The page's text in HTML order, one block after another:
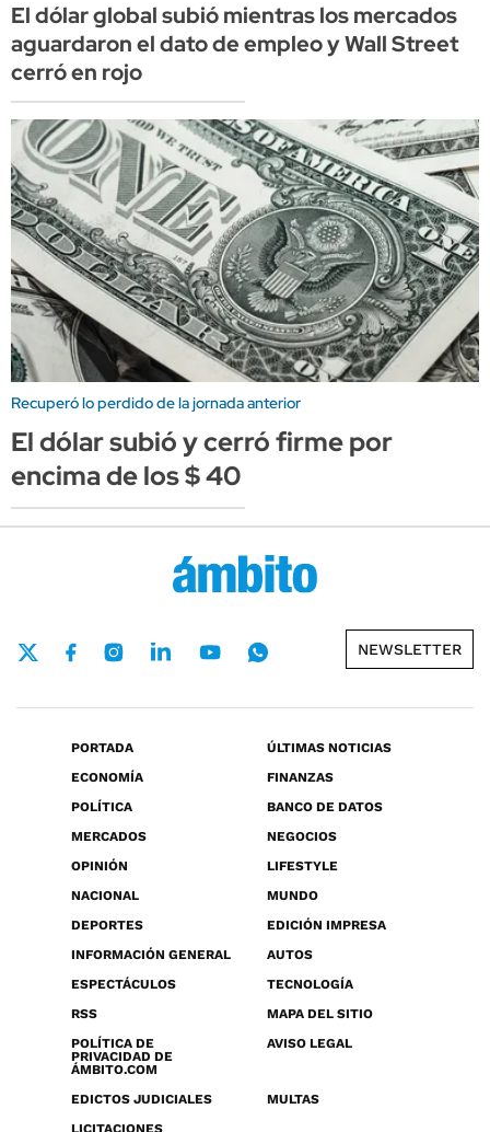
El dólar global subió mientras los mercados
aguardaron el dato de empleo y Wall Street
cerró en rojo
Recuperó lo perdido de la jornada anterior
El dólar subió y cerró firme por
encima de los $ 40
NEWSLETTER
PORTADA
ÚLTIMAS NOTICIAS
ECONOMÍA
FINANZAS
POLÍTICA
BANCO DE DATOS
MERCADOS
NEGOCIOS
OPINIÓN
LIFESTYLE
NACIONAL
MUNDO
DEPORTES
EDICIÓN IMPRESA
INFORMACIÓN GENERAL
AUTOS
ESPECTÁCULOS
TECNOLOGÍA
RSS
MAPA DEL SITIO
POLÍTICA DE
PRIVACIDAD DE
ÁMBITO.COM
AVISO LEGAL
EDICTOS JUDICIALES
MULTAS